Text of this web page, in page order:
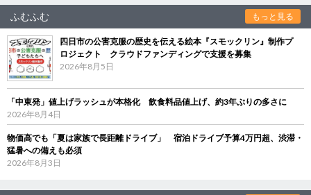
ふむふむ もっと見る
四日市の公害克服の歴史を伝える絵本『スモックリン』制作プ
ロジェクト クラウドファンディングで支援を募集
2026年8月5日
「中東発」値上げラッシュが本格化 飲食料品値上げ、約3年ぶりの多さに
2026年8月4日
物価高でも「夏は家族で長距離ドライブ」 宿泊ドライブ予算4万円超、渋滞・
猛暑への備えも必須
2026年8月3日